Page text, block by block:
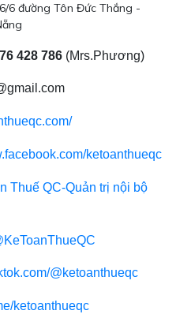
6 đường Tôn Đức Thắng -
428 786 (Mrs.Phương)
ketoanthueqc
Thuế QC-Quản trị nội bộ
@ketoanthueqc
ketoanthueqc